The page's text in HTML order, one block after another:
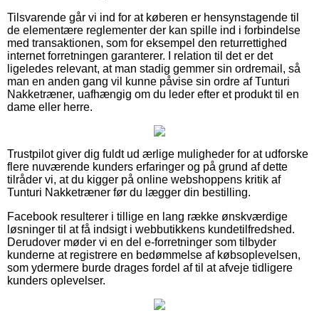
Tilsvarende går vi ind for at køberen er hensynstagende til
de elementære reglementer der kan spille ind i forbindelse
med transaktionen, som for eksempel den returrettighed
internet forretningen garanterer. I relation til det er det
ligeledes relevant, at man stadig gemmer sin ordremail, så
man en anden gang vil kunne påvise sin ordre af Tunturi
Nakketræner, uafhængig om du leder efter et produkt til en
dame eller herre.
Trustpilot giver dig fuldt ud ærlige muligheder for at udforske
flere nuværende kunders erfaringer og på grund af dette
tilråder vi, at du kigger på online webshoppens kritik af
Tunturi Nakketræner før du lægger din bestilling.
Facebook resulterer i tillige en lang række ønskværdige
løsninger til at få indsigt i webbutikkens kundetilfredshed.
Derudover møder vi en del e-forretninger som tilbyder
kunderne at registrere en bedømmelse af købsoplevelsen,
som ydermere burde drages fordel af til at afveje tidligere
kunders oplevelser.